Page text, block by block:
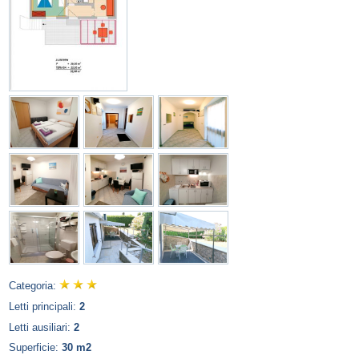
Categoria:
Letti principali: 2
Letti ausiliari: 2
Superficie: 30 m2